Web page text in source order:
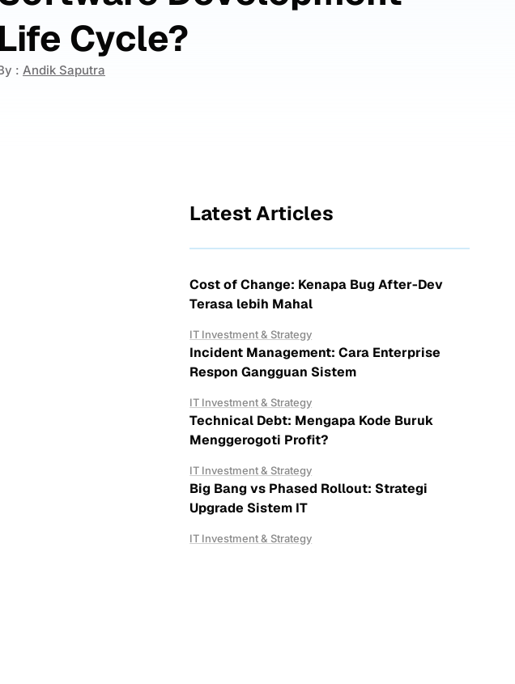
Life Cycle?
: Andik Saputra
Latest Articles
Cost of Change: Kenapa Bug After-Dev
Terasa lebih Mahal
IT Investment & Strategy
Incident Management: Cara Enterprise
Respon Gangguan Sistem
IT Investment & Strategy
Technical Debt: Mengapa Kode Buruk
Menggerogoti Profit?
IT Investment & Strategy
Big Bang vs Phased Rollout: Strategi
Upgrade Sistem IT
IT Investment & Strategy